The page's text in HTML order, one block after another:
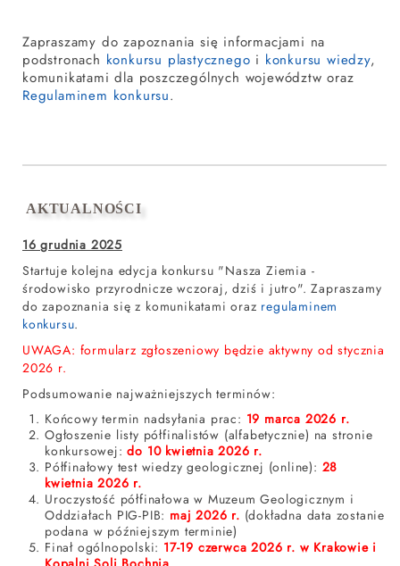
Zapraszamy do zapoznania się informacjami na
podstronach konkursu plastycznego i konkursu wiedzy,
komunikatami dla poszczególnych województw oraz
Regulaminem konkursu.
AKTUALNOŚCI
16 grudnia 2025
Startuje kolejna edycja konkursu "Nasza Ziemia -
środowisko przyrodnicze wczoraj, dziś i jutro". Zapraszamy
do zapoznania się z komunikatami oraz regulaminem
konkursu.
UWAGA: formularz zgłoszeniowy będzie aktywny od stycznia
2026 r.
Podsumowanie najważniejszych terminów:
Końcowy termin nadsyłania prac: 19 marca 2026 r.
Ogłoszenie listy półfinalistów (alfabetycznie) na stronie
konkursowej:do 10 kwietnia 2026 r.
Półfinałowy test wiedzy geologicznej (online): 28
kwietnia 2026 r.
Uroczystość półfinałowa w Muzeum Geologicznym i
Oddziałach PIG-PIB: maj 2026 r. (dokładna data zostanie
podana w późniejszym terminie)
Finał ogólnopolski: 17-19 czerwca 2026 r. w Krakowie i